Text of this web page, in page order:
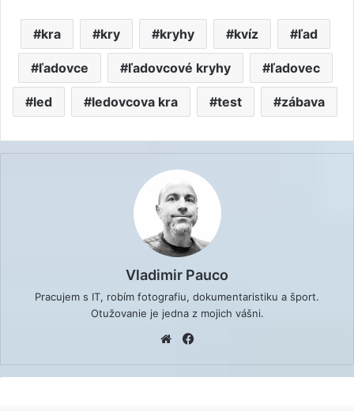
kra kry kryhy kvíz ľad
ľadovce ľadovcové kryhy ľadovec
led ledovcova kra test zábava
Vladimir Pauco
Pracujem s IT, robím fotografiu, dokumentaristiku a šport.
Otužovanie je jedna z mojich vášni.
Website